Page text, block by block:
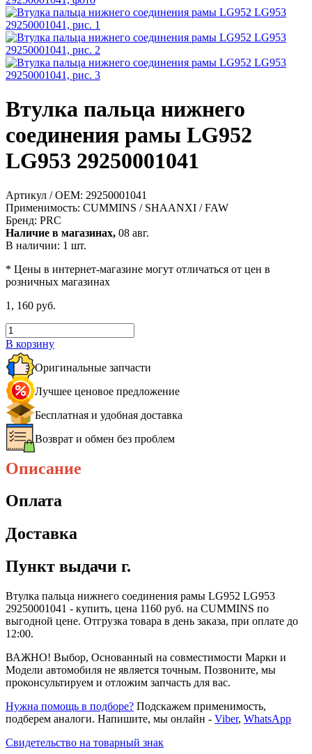
Втулка пальца нижнего
соединения рамы LG952
LG953 29250001041
Артикул / OEM: 29250001041
Применимость: CUMMINS / SHAANXI / FAW
Бренд: PRC
Наличие в магазинах, 08 авг.
В наличии: 1 шт.
* Цены в интернет-магазине могут отличаться от цен в
розничных магазинах
1, 160 руб.
В корзину
Оригинальные запчасти
Лучшее ценовое предложение
Бесплатная и удобная доставка
Возврат и обмен без проблем
Описание
Оплата
Доставка
Пункт выдачи г.
Втулка пальца нижнего соединения рамы LG952 LG953
29250001041 - купить, цена 1160 руб. на CUMMINS по
выгодной цене. Отгрузка товара в день заказа, при оплате до
12:00.
ВАЖНО! Выбор, Основанный на совместимости Марки и
Модели автомобиля не является точным. Позвоните, мы
проконсультируем и отложим запчасть для вас.
Нужна помощь в подборе? Подскажем применимость,
подберем аналоги. Напишите, мы онлайн - Viber, WhatsApp
Свидетельство на товарный знак